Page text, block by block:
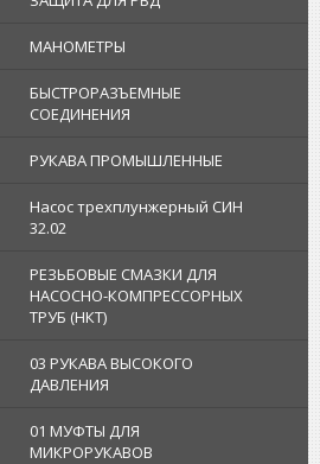
МАНОМЕТРЫ
БЫСТРОРАЗЪЕМНЫЕ
СОЕДИНЕНИЯ
РУКАВА ПРОМЫШЛЕННЫЕ
Насос трехплунжерный СИН
32.02
РЕЗЬБОВЫЕ СМАЗКИ ДЛЯ
НАСОСНО-КОМПРЕССОРНЫХ
ТРУБ (НКТ)
03 РУКАВА ВЫСОКОГО
ДАВЛЕНИЯ
01 МУФТЫ ДЛЯ
МИКРОРУКАВОВ